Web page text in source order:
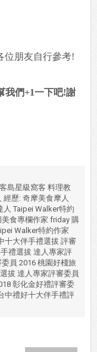
位朋友自行參考!
我們+1一下吧!謝
島星級窩客 料理教
歷: 奇摩美食摩人
Taipei Walker特約
美食專欄作家 friday 購
Walker特約作家
十大伴手禮選拔 評審
禮選拔 達人專家評
員 2016 桃園好棧旅
拔 達人專家評審委員
彰化金好禮評審委
中禮好十大伴手禮評